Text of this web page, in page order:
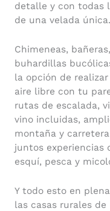
detalle y con todas
de una velada única.
Chimeneas,
buhardillas
la opción de
aire libre con tu
rutas de escalada,
vino incluidas,
montaña y
juntos experiencias
esquí, pesca y
Y todo esto en
las casas rurales